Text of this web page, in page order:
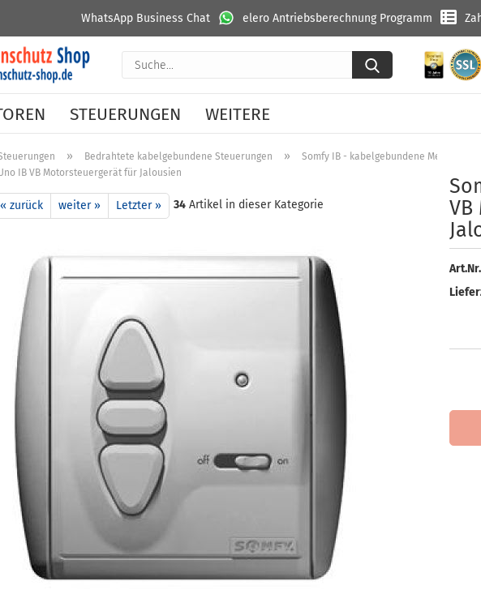
elero Antriebsberechnung Programm
WhatsApp Business Chat
Suche...
STEUERUNGEN WEITERE
» Bedrahtete kabelgebundene Steuerungen » Somfy IB - kabelgebundene
IB VB Motorsteuergerät für Jalousien
« zurück weiter » Letzter » 34 Artikel in dieser Kategorie